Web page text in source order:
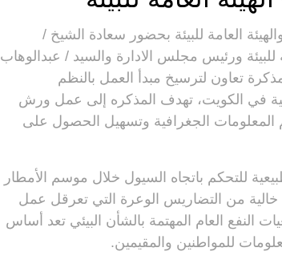
العامة للبيئة بحضور سعادة الشيخ /
للبيئة ورئيس مجلس الادارة والسيد / عبدالوهاب
تعاون لترسيخ مبدأ العمل بالنظم
في الكويت، تهدف المذكره إلى عمل ورش
المعلومات الجغرافية وتسهيل الحصول على
للتحكم باتجاه السيول خلال موسم الأمطار
من التضاريس الوعرة التي تعرقل عمل
النفع العام المهتمة بالشأن البيئي تعد أساس
للمواطنين والمقيمين.